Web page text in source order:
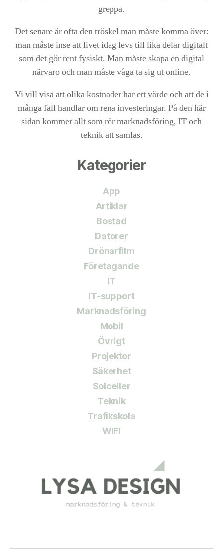
greppa.
Det senare är ofta den tröskel man måste komma över:
man måste inse att livet idag levs till lika delar digitalt
som det gör rent fysiskt. Man måste skapa en digital
närvaro och man måste våga ta sig ut online.
Vi vill visa att olika kostnader har ett värde och att de i
många fall handlar om rena investeringar. På den här
sidan kommer allt som rör marknadsföring, IT och
teknik att samlas.
Kategorier
App
Artiklar
Bostad
Datorer
Drönarfilm
Företagande
IT
IT-support
Marknadsföring
Mobil
Övrigt
Projektor
Säkerhet
Solceller
Teknik
Trafikskola
WIFI